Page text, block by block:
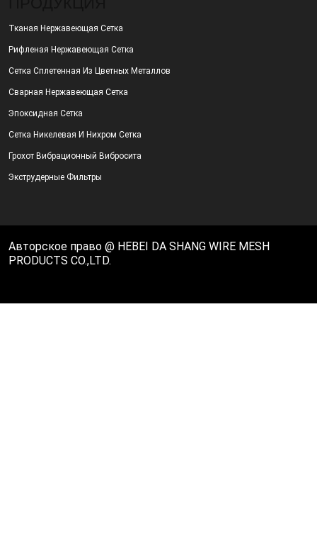
Тканая Нержавеющая Сетка
Рифленая Нержавеющая Сетка
Сетка Сплетенная Из Цветных Металлов
Сварная Нержавеющая Сетка
Эпоксидная Сетка
Сетка Никелевая И Нихром Сетка
Грохот Вибрационный Вибросита
Экструдерные Фильтры
Авторское право @ HEBEI DA SHANG WIRE MESH
PRODUCTS CO.,LTD.